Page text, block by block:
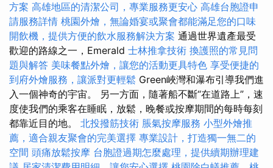
方案 高雄地區的清潔公司，專業服務更安心 高雄台胞證申
請服務詳情 桃園外燴，無論婚宴或聚會都能滿足您的口味
開飲機，提供方便的飲水服務解決方案 通過世界遺產最受
歡迎的路線之一，Emerald 士林推拿技術 換護照的常見問
題與解答 美味餐點外燴，讓您的活動更具特色 享受便捷的
到府外燴服務，讓派對更輕鬆 Green峽灣和瀑布引導我們進
入一個神奇的宇宙。 另一方面，隨著船不斷“在道路上”，速
度使我們的乘客在睡眠，放鬆，晚餐或按摩期間的每時每刻
都靠近目的地。 北投撥筋技術 脹氣按摩服務 小型外燴推
薦，適合親友聚會的完美選擇 專業設計，打造獨一無二的
空間 頭痛放鬆按摩 台胞證過期怎麼處理，提供續期辦理建